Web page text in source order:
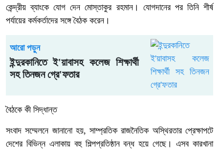
কেন্দ্রীয় ব্যাংকে যোগ দেন মোস্তাকুর রহমান। যোগদানের পর তিনি শীর্ষ
পর্যায়ের কর্মকর্তাদের সঙ্গে বৈঠক করেন।
আরো পড়ুন
ইন্দুরকানিতে ই'য়াবাসহ কলেজ শিক্ষার্থী
সহ তিনজন গ্রে'ফতার
বৈঠকে কী সিদ্ধান্ত
সংবাদ সম্মেলনে জানানো হয়, সাম্প্রতিক রাজনৈতিক অস্থিরতার প্রেক্ষাপটে
দেশের বিভিন্ন এলাকায় বহু শিল্পপ্রতিষ্ঠান বন্ধ হয়ে গেছে। এসব কারখানা